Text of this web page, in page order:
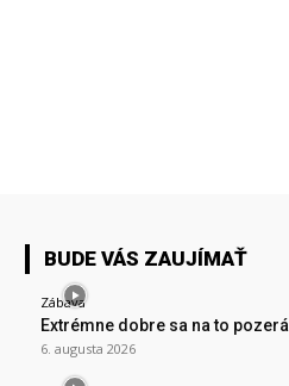
BUDE VÁS ZAUJÍMAŤ
Zábava
Extrémne dobre sa na to pozerá
6. augusta 2026